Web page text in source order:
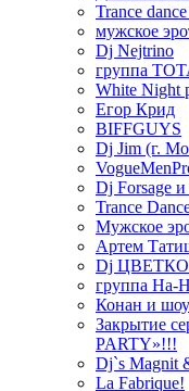
Trance
мужское
Dj Nejtrino
группа
White Night
Егор Крид
BIFFGUYS
Dj Jim (г.
Dj Forsage
Trance
Мужское
Артем
Dj
группа На-
Конан и
Закрытие
PARTY»!!!
Dj`s Magnit
La Fabrique!